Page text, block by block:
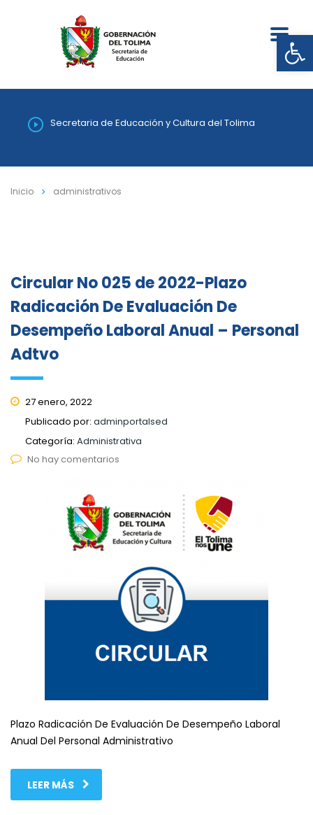
Secretaria de Educación y Cultura del Tolima
Inicio administrativos
Circular No 025 de 2022-Plazo
Radicación De Evaluación De
Desempeño Laboral Anual – Personal
Adtvo
27 enero, 2022
Publicado por: adminportalsed
Categoría: Administrativa
No hay comentarios
Plazo Radicación De Evaluación De Desempeño Laboral
Anual Del Personal Administrativo
LEER MÁS